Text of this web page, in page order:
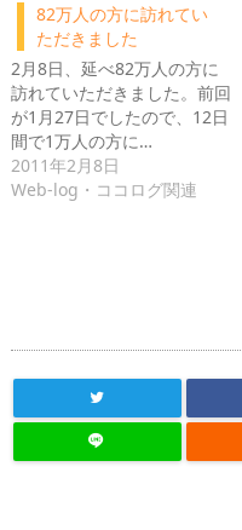
82万人の方に訪れてい
ただきました
2月8日、延べ82万人の方に
訪れていただきました。前回
が1月27日でしたので、12日
間で1万人の方に…
2011年2月8日
Web-log・ココログ関連